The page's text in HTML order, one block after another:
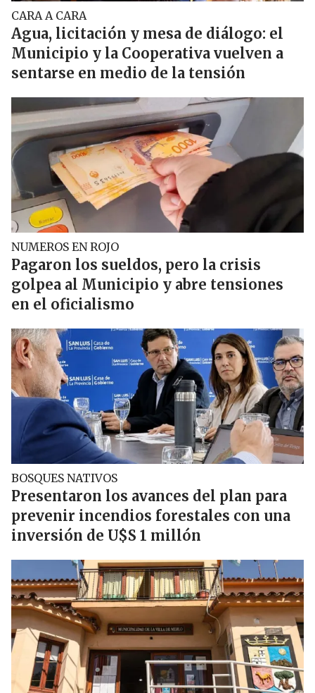
CARA A CARA
Agua, licitación y mesa de diálogo: el
Municipio y la Cooperativa vuelven a
sentarse en medio de la tensión
NUMEROS EN ROJO
Pagaron los sueldos, pero la crisis
golpea al Municipio y abre tensiones
en el oficialismo
BOSQUES NATIVOS
Presentaron los avances del plan para
prevenir incendios forestales con una
inversión de U$S 1 millón